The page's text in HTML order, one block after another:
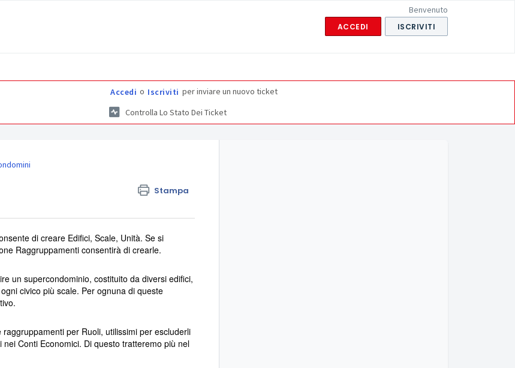
Benvenuto
ACCEDI ISCRIVITI
Accedi o Iscriviti per inviare un nuovo ticket
Controlla Lo Stato Dei Ticket
Stampa
di creare Edifici, Scale, Unità. Se si
Raggruppamenti consentirà di crearle.
un supercondominio, costituito da diversi edifici,
civico più scale. Per ognuna di queste
per Ruoli, utilissimi per escluderli
Conti Economici. Di questo tratteremo più nel